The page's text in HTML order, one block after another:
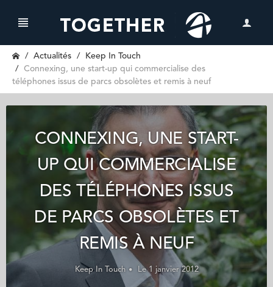
Actualités
Keep In Touch
Connexing, une start-up qui commercialise des
téléphones issus de parcs obsolètes et remis à neuf
CONNEXING, UNE START-
UP QUI COMMERCIALISE
DES TÉLÉPHONES ISSUS
DE PARCS OBSOLÈTES ET
REMIS À NEUF
Keep In Touch Le 1 janvier 2012